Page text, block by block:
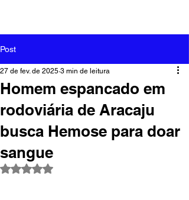
Post
Homem espancado em
rodoviária de Aracaju
busca Hemose para doar
sangue
27 de fev. de 2025 3 min de leitura
Avaliado com NaN de 5 estrelas.